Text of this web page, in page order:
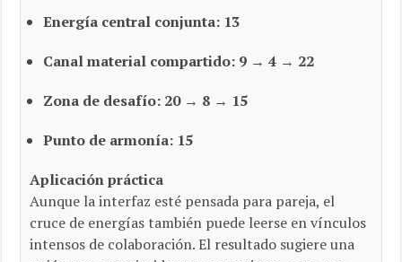
Energía central conjunta: 13
Canal material compartido: 9 → 4 → 22
Zona de desafío: 20 → 8 → 15
Punto de armonía: 15
Aplicación práctica
Aunque la interfaz esté pensada para pareja, el
cruce de energías también puede leerse en vínculos
intensos de colaboración. El resultado sugiere una